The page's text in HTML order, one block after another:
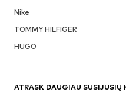
Nike
TOMMY HILFIGER
HUGO
ATRASK DAUGIAU SUSIJUSIŲ